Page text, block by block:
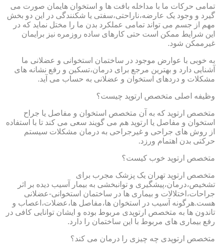
تمامی حرکات ما با مداخله بافت ها و استخوان هایمان صورت می
گیرد و وجود یک عارضه،ناراحتی،سفتی یا شکنندگی در این دو بخش
مهم از جسم می تواند تمامی عملکرد بدن ما را مختل نماید که در
این شرایط ممکن است حتی کارهای ساده روزمره نیز برایمان
غیرممکن شود.
به خوبی با عوارض موجود در ساختمان استخوانی و عضلانی ما
آشنایی دارد و بهترین مرجع برای درمان،تسکین و رفع نشانه های
مشکلات و دردهای استخوان و عضلانی به حساب می آید.
وظیفه اصلی متخصص ارتوپد چیست؟
متخصص ارتوپد که به آن متخصص استخوان و مفاصل یا جراح
استخوان و مفاصل یا ارتوپد هم می گویند سعی می کند تا با استفاده
از روش های جراحی و غیرجراحی به درمان مشکلات سیستم
حرکتی بدن اهتمام ورزد.
متخصص ارتوپد خوب کیست؟
متخصص ارتوپد تهران یک پزشک مجرب برای
تشخیص،درمان،پیشگیری و توانبخشی به بیمار آسیب دیده بر اثر
جراحات،اختلالات و بیماری ها در ساختمان استخوانی-عضلانی
هست.هرگونه آسیب در استخوان ها،مفاصل ها،عضلات،اعصاب و
تاندون ها به متخصص ارتوپدی مربوط بوده و ایشان توانایی کافی در
رفع بیماری های مربوط با این ساختمان را دارد.
متخصص ارتوپدی چه چیزی را درمان می کند؟